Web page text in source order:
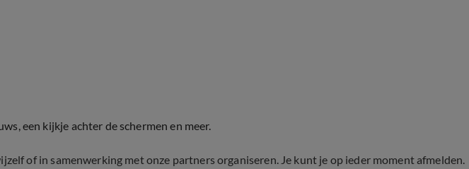
een kijkje achter de schermen en meer.
of in samenwerking met onze partners organiseren. Je kunt je op ieder moment afmelden.